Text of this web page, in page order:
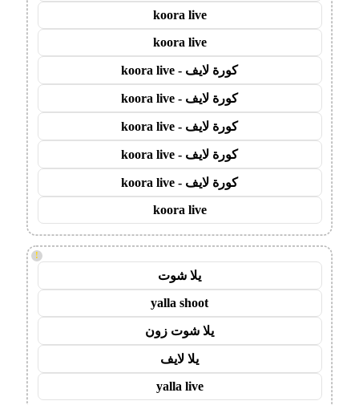
koora live
koora live
كورة لايف - koora live
كورة لايف - koora live
كورة لايف - koora live
كورة لايف - koora live
كورة لايف - koora live
koora live
!
يلا شوت
yalla shoot
يلا شوت زون
يلا لايف
yalla live